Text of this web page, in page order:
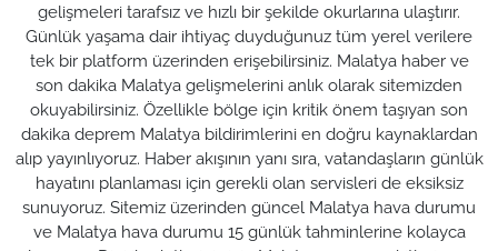
gelişmeleri tarafsız ve hızlı bir şekilde okurlarına ulaştırır.
Günlük yaşama dair ihtiyaç duyduğunuz tüm yerel verilere
tek bir platform üzerinden erişebilirsiniz. Malatya haber ve
son dakika Malatya gelişmelerini anlık olarak sitemizden
okuyabilirsiniz. Özellikle bölge için kritik önem taşıyan son
dakika deprem Malatya bildirimlerini en doğru kaynaklardan
alıp yayınlıyoruz. Haber akışının yanı sıra, vatandaşların günlük
hayatını planlaması için gerekli olan servisleri de eksiksiz
sunuyoruz. Sitemiz üzerinden güncel Malatya hava durumu
ve Malatya hava durumu 15 günlük tahminlerine kolayca